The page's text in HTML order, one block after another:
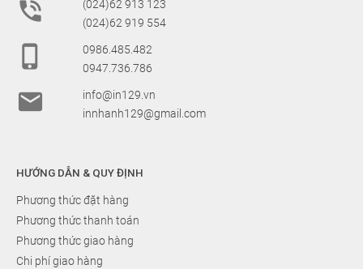

(024)62 913 123
(024)62 919 554

0986.485.482
0947.736.786

info@in129.vn
innhanh129@gmail.com
HƯỚNG DẪN & QUY ĐỊNH
Phương thức đặt hàng
Phương thức thanh toán
Phương thức giao hàng
Chi phí giao hàng